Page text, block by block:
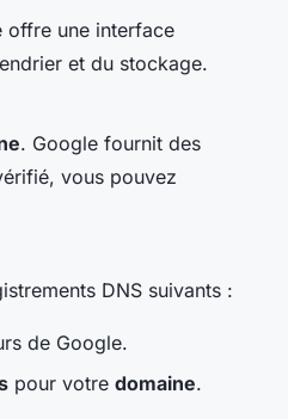
offre une interface
et du stockage.
. Google fournit des
vous pouvez
DNS suivants :
de Google.
pour votre domaine.